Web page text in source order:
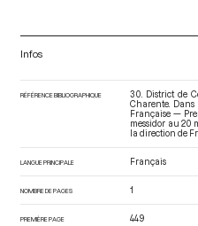
Infos
RÉFÉRENCE BIBLIOGRAPHIQUE
30. District de
Charente.
Française —
messidor au 20
la direction de
LANGUE PRINCIPALE Français
NOMBRE DE PAGES 1
PREMIÈRE PAGE 449